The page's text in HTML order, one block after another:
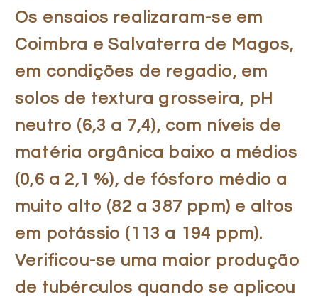
Os ensaios realizaram-se em
Coimbra e Salvaterra de Magos,
em condições de regadio, em
solos de textura grosseira, pH
neutro (6,3 a 7,4), com níveis de
matéria orgânica baixo a médios
(0,6 a 2,1 %), de fósforo médio a
muito alto (82 a 387 ppm) e altos
em potássio (113 a 194 ppm).
Verificou-se uma maior produção
de tubérculos quando se aplicou